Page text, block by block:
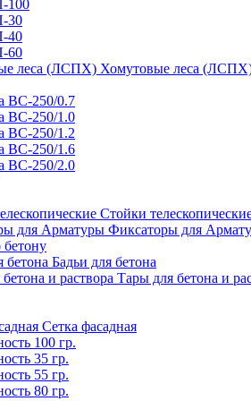
100
30
40
60
Хомутовые леса
ВС-250/0.7
ВС-250/1.0
ВС-250/1.2
ВС-250/1.6
ВС-250/2.0
Стойки
Фиксаторы для
Бадьи для бетона
Тары для бетона и
Сетка фасадная
100 гр.
35 гр.
55 гр.
80 гр.